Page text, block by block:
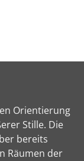
Orientierung
Stille. Die
bereits
Räumen der